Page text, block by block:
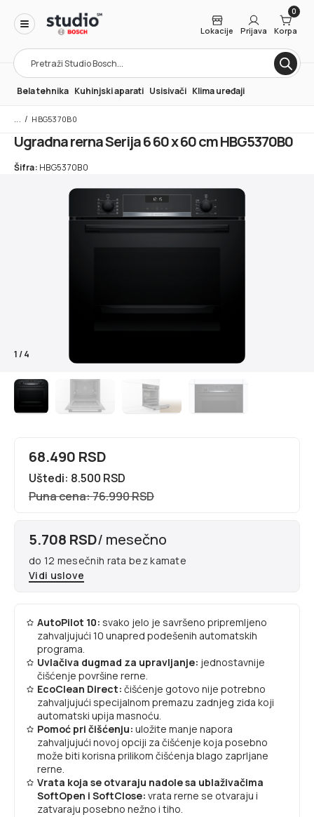
Products
search
Lokacije Prijava
0
Korpa
Bela tehnika Kuhinjski aparati Usisivači Klima uređaji
/ HBG5370B0
Ugradna rerna Serija 6 60 x 60 cm HBG5370B0
Šifra: HBG5370B0
1/4
68.490 RSD
Uštedi: 8.500 RSD
Puna cena: 76.990 RSD
5.708 RSD/ mesečno
do 12 mesečnih rata bez kamate
Vidi uslove
AutoPilot 10: svako jelo je savršeno pripremljeno
zahvaljujući 10 unapred podešenih automatskih
programa.
Uvlačiva dugmad za upravljanje: jednostavnije
čišćenje površine rerne.
EcoClean Direct: čišćenje gotovo nije potrebno
zahvaljujući specijalnom premazu zadnjeg zida koji
automatski upija masnoću.
Pomoć pri čišćenju: uložite manje napora
zahvaljujući novoj opciji za čišćenje koja posebno
može biti korisna prilikom čišćenja blago zaprljane
rerne.
Vrata koja se otvaraju nadole sa ublaživačima
SoftOpen i SoftClose: vrata rerne se otvaraju i
zatvaraju posebno nežno i tiho.